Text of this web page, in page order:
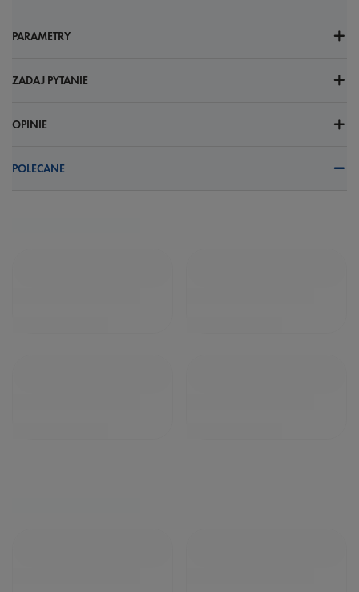
PARAMETRY
ZADAJ PYTANIE
OPINIE
POLECANE